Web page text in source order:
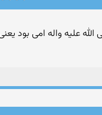
علیه واله امی بود